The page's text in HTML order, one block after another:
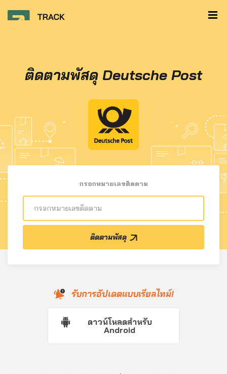
ติดตามพัสดุ Deutsche Post
กรอกหมายเลขติดตาม
ติดตามพัสดุ
รับการอัปเดตแบบเรียลไทม์!
ดาวน์โหลดสำหรับ
Android